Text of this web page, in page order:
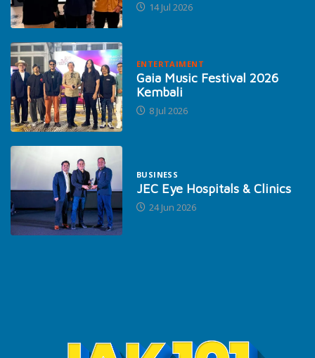
14 Jul 2026
ENTERTAIMENT
Gaia Music Festival 2026
Kembali
8 Jul 2026
BUSINESS
JEC Eye Hospitals & Clinics
24 Jun 2026